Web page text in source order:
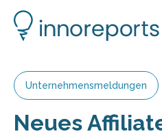
Unternehmensmeldungen
Neues